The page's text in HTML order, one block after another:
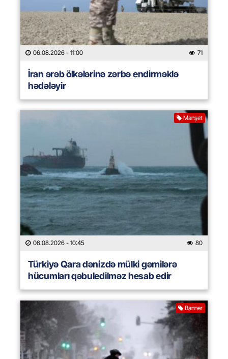
06.08.2026 - 11:00 71
İran ərəb ölkələrinə zərbə endirməklə
hədələyir
Manşet
06.08.2026 - 10:45 80
Türkiyə Qara dənizdə mülki gəmilərə
hücumları qəbuledilməz hesab edir
Banner